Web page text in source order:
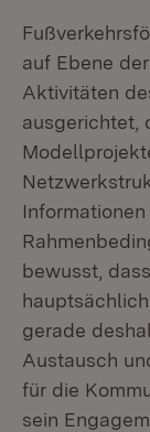
auf Ebene
Aktivitäten
ausgerichtet,
bewusst,
gerade
Austausch
für die
sein